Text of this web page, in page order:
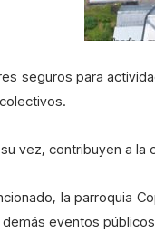
seguros para
vez, contribuyen a
la parroquia
eventos